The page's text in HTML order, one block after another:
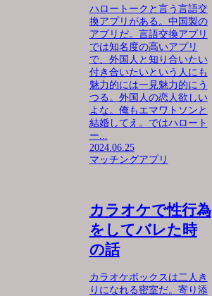
ハロートークと言う言語交
換アプリがある。中国製の
アプリだ。言語交換アプリ
では知名度の高いアプリ
で、外国人と知り合いたい
付き合いたいという人にも
魅力的には一見魅力的にう
つる。外国人の恋人欲しい
よな。俺もエマワトソンと
結婚してえ。ではハロート
ー...
2024.06.25
マッチングアプリ
カラオケで性行為
をしてバレた時
の話
カラオケボックスは二人き
りになれる密室だ。寄り添